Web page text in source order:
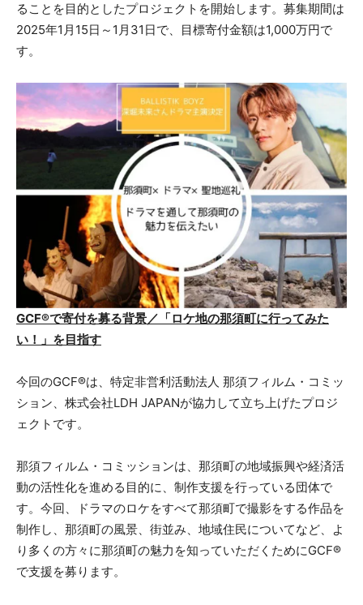
ることを目的としたプロジェクトを開始します。募集期間は
2025年1月15日～1月31日で、目標寄付金額は1,000万円で
す。
GCF®で寄付を募る背景／「ロケ地の那須町に行ってみた
い！」を目指す
今回のGCF®は、特定非営利活動法人 那須フィルム・コミッ
ション、株式会社LDH JAPANが協力して立ち上げたプロジ
ェクトです。
那須フィルム・コミッションは、那須町の地域振興や経済活
動の活性化を進める目的に、制作支援を行っている団体で
す。今回、ドラマのロケをすべて那須町で撮影をする作品を
制作し、那須町の風景、街並み、地域住民についてなど、よ
り多くの方々に那須町の魅力を知っていただくためにGCF®
で支援を募ります。